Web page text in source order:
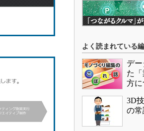
よく読まれている
デ
た
方に
3D
の常